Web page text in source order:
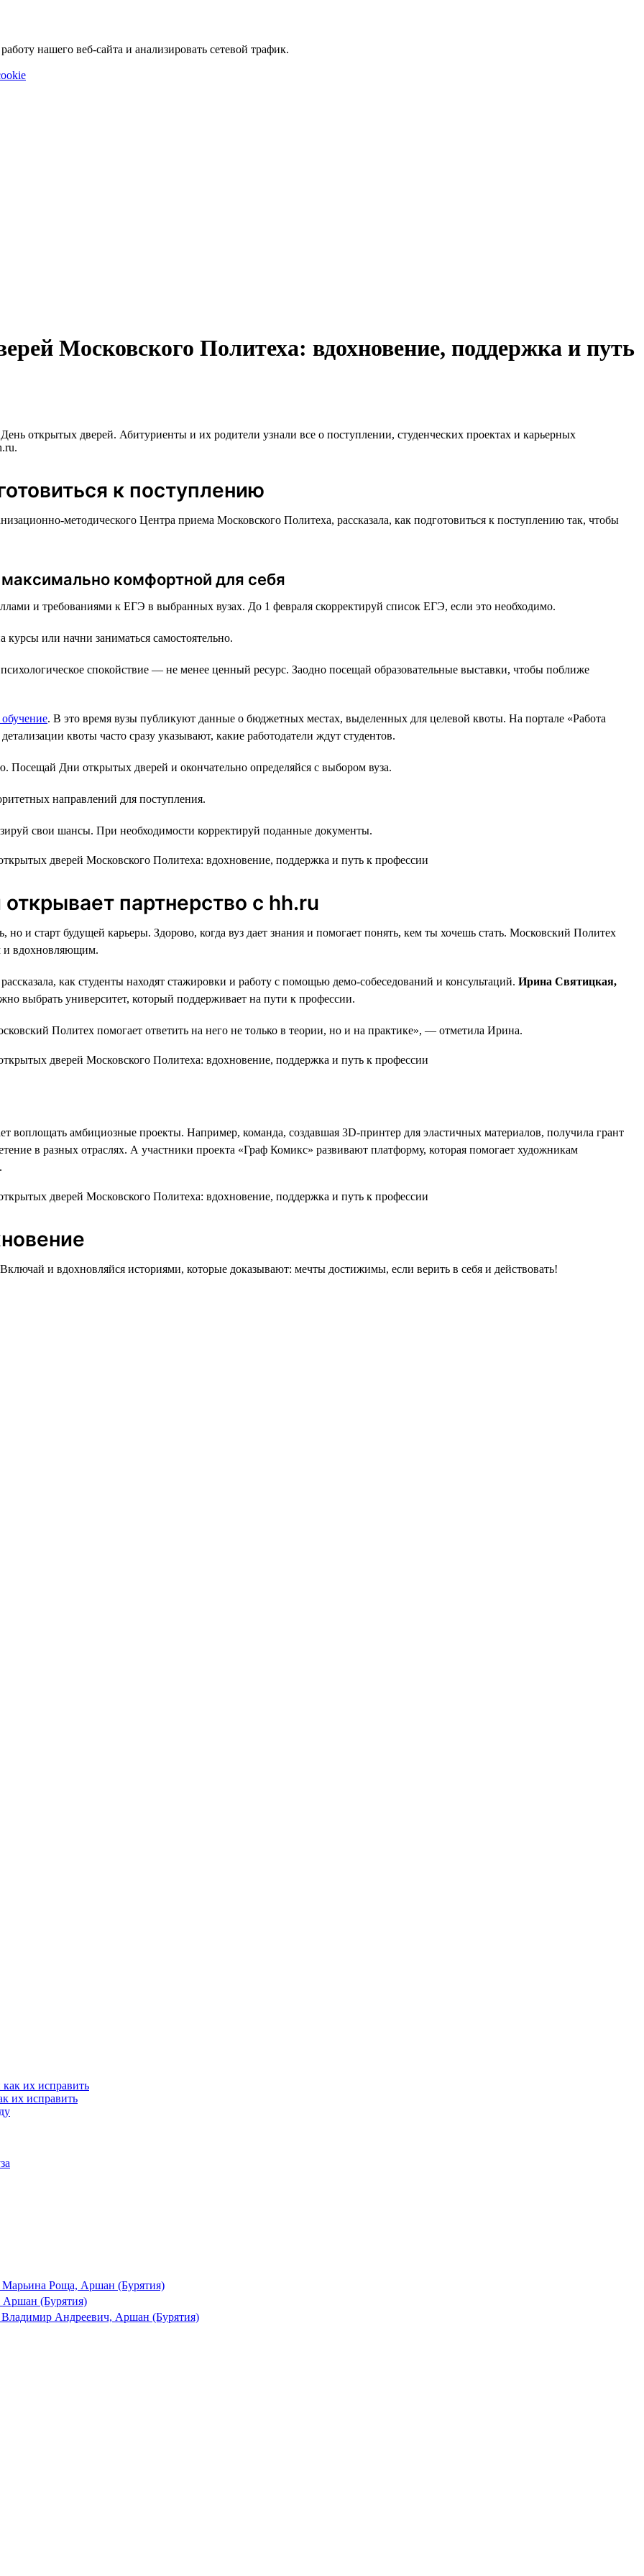
нашего веб-сайта и анализировать сетевой трафик.
Московского Политеха: вдохновение, поддержка и путь
открытых дверей. Абитуриенты и их родители узнали все о поступлении, студенческих проектах и карьерных
к поступлению
методического Центра приема Московского Политеха, рассказала, как подготовиться к поступлению так, чтобы
комфортной для себя
и требованиями к ЕГЭ в выбранных вузах. До 1 февраля скорректируй список ЕГЭ, если это необходимо.
или начни заниматься самостоятельно.
спокойствие — не менее ценный ресурс. Заодно посещай образовательные выставки, чтобы поближе
. В это время вузы публикуют данные о бюджетных местах, выделенных для целевой квоты. На портале «Работа
квоты часто сразу указывают, какие работодатели ждут студентов.
Дни открытых дверей и окончательно определяйся с выбором вуза.
направлений для поступления.
свои шансы. При необходимости корректируй поданные документы.
партнерство с hh.ru
и старт будущей карьеры. Здорово, когда вуз дает знания и помогает понять, кем ты хочешь стать. Московский Политех
и вдохновляющим.
как студенты находят стажировки и работу с помощью демо-собеседований и консультаций. Ирина Святицкая,
выбрать университет, который поддерживает на пути к профессии.
Политех помогает ответить на него не только в теории, но и на практике», — отметила Ирина.
воплощать амбициозные проекты. Например, команда, создавшая 3D-принтер для эластичных материалов, получила грант
в разных отраслях. А участники проекта «Граф Комикс» развивают платформу, которая помогает художникам
и вдохновляйся историями, которые доказывают: мечты достижимы, если верить в себя и действовать!
их исправить
Марьина Роща, Аршан (Бурятия)
(Бурятия)
Андреевич, Аршан (Бурятия)